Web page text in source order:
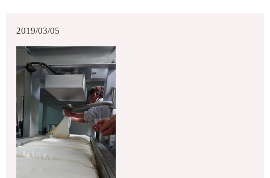
2019/03/05